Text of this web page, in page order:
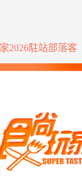
2026駐站部落客